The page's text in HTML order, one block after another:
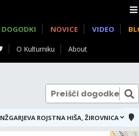
O Kulturniku About
DOGODKI NOVICE VIDEO
ROJSTNA HIŠA, ŽIROVNICA